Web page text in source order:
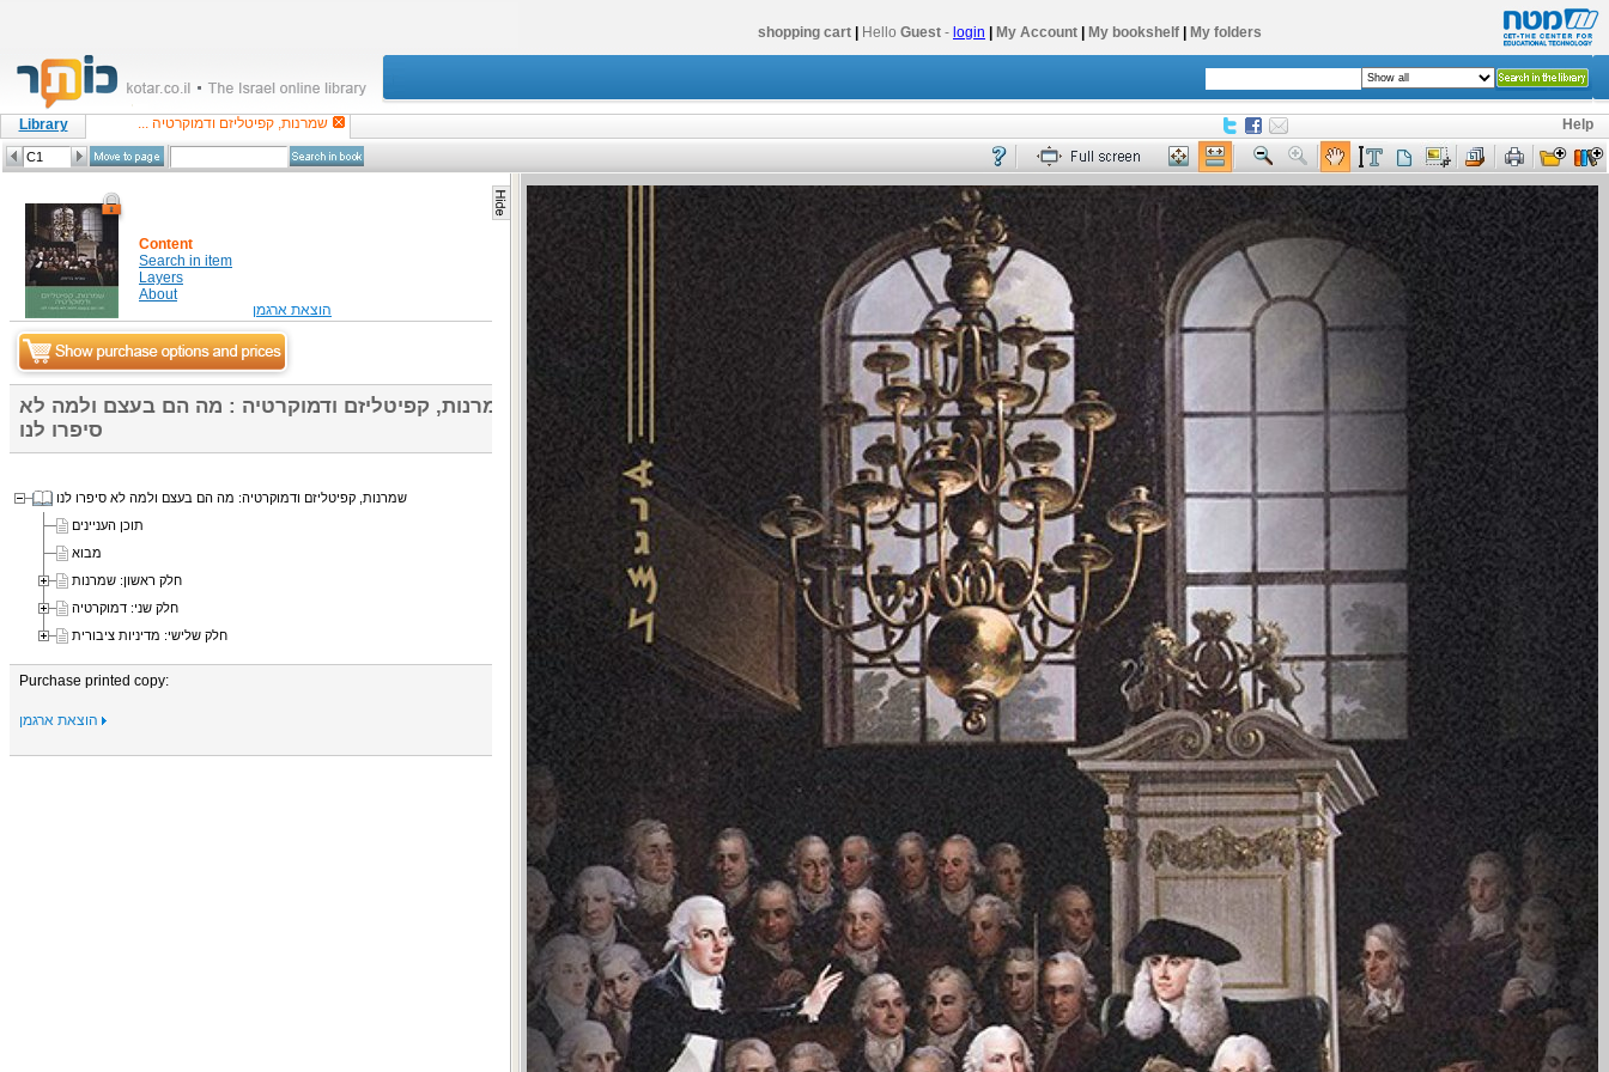
shopping cart Hello Guest - login My Account My bookshelf My folders
Library שמרנות, קפיטליזם ודמוקרטיה ... Help
Content
Search in item
Layers
About
הוצאת ארגמן
שמרנות, קפיטליזם ודמוקרטיה : מה הם בעצם ולמה לא
סיפרו לנו
שמרנות, קפיטליזם ודמוקרטיה: מה הם בעצם ולמה לא סיפרו לנו
תוכן העניינים
מבוא
חלק ראשון: שמרנות
חלק שני: דמוקרטיה
חלק שלישי: מדיניות ציבורית
Purchase printed copy: